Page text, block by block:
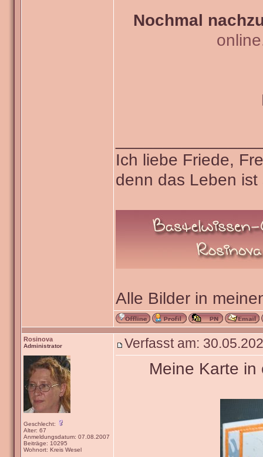
Nochmal
Ich liebe Friede,
denn das Leben
Alle Bilder in
Rosinova
Administrator
Geschlecht:
Alter: 67
Anmeldungsdatum: 07.08.2007
Beiträge: 10295
Wohnort: Kreis Wesel
Verfasst am:
Meine Karte